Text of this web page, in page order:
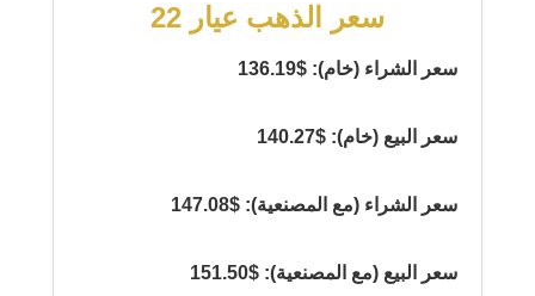
سعر الذهب عيار 22
سعر الشراء (خام): $136.19
سعر البيع (خام): $140.27
سعر الشراء (مع المصنعية): $147.08
سعر البيع (مع المصنعية): $151.50